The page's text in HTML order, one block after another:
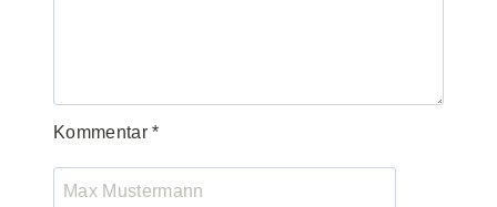
Kommentar*